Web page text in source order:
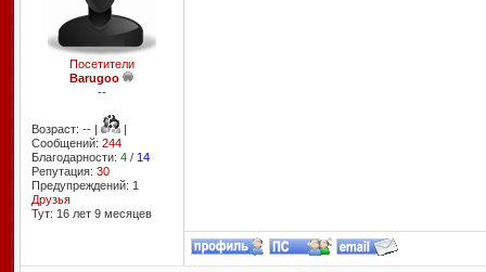
Посетители
Barugoo
--
Возраст: -- |
|
Сообщений: 244
Благодарности: 4/ 14
Репутация: 30
Предупреждений: 1
Друзья
Тут: 16 лет 9 месяцев